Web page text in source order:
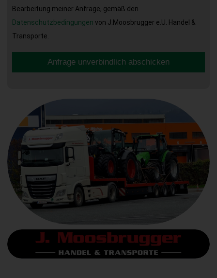
Bearbeitung meiner Anfrage, gemäß den
Datenschutzbedingungen von J.Moosbrugger e.U. Handel &
Transporte.
Anfrage unverbindlich abschicken